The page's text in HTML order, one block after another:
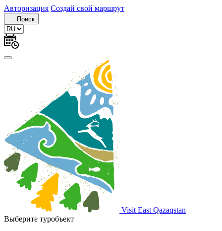
Авторизация Создай свой маршрут
Поиск
Visit East Qazaqstan
Выберите туробъект